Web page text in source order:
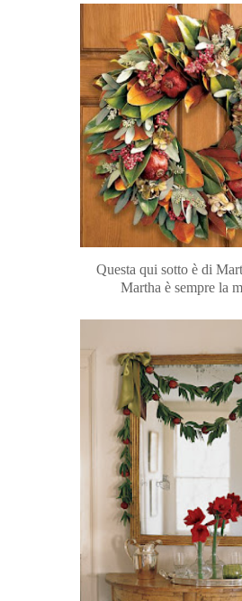
Questa qui sotto è di
Martha è sempre la